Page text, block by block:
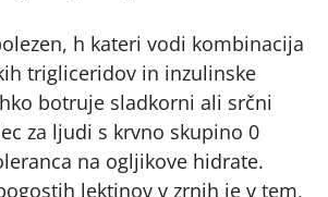
h kateri vodi kombinacija
trigliceridov in inzulinske
botruje sladkorni ali srčni
za ljudi s krvno skupino 0
na ogljikove hidrate.
lektinov v zrnih je v tem,